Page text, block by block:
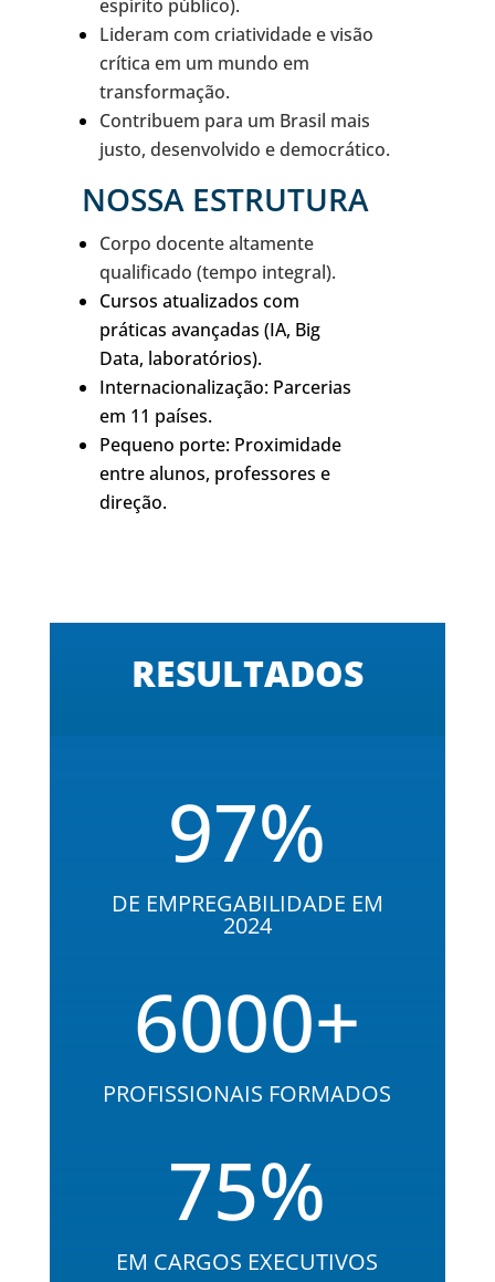
espírito público).
Lideram com criatividade e visão
crítica em um mundo em
transformação.
Contribuem para um Brasil mais
justo, desenvolvido e democrático.
NOSSA ESTRUTURA
Corpo docente altamente
qualificado (tempo integral).
Cursos atualizados com
práticas avançadas (IA, Big
Data, laboratórios).
Internacionalização: Parcerias
em 11 países.
Pequeno porte: Proximidade
entre alunos, professores e
direção.
RESULTADOS
97%
DE EMPREGABILIDADE EM
2024
6000+
PROFISSIONAIS FORMADOS
75%
EM CARGOS EXECUTIVOS